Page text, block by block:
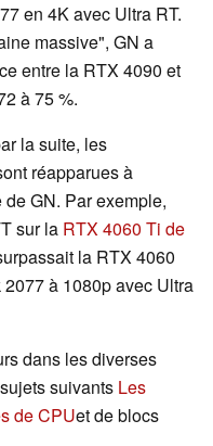
en 4K avec Ultra RT.
massive", GN a
entre la RTX 4090 et
à 75 %.
la suite, les
réapparues à
GN. Par exemple,
sur la RTX 4060 Ti de
la RTX 4060
à 1080p avec Ultra
dans les diverses
suivants Les
de CPUet de blocs